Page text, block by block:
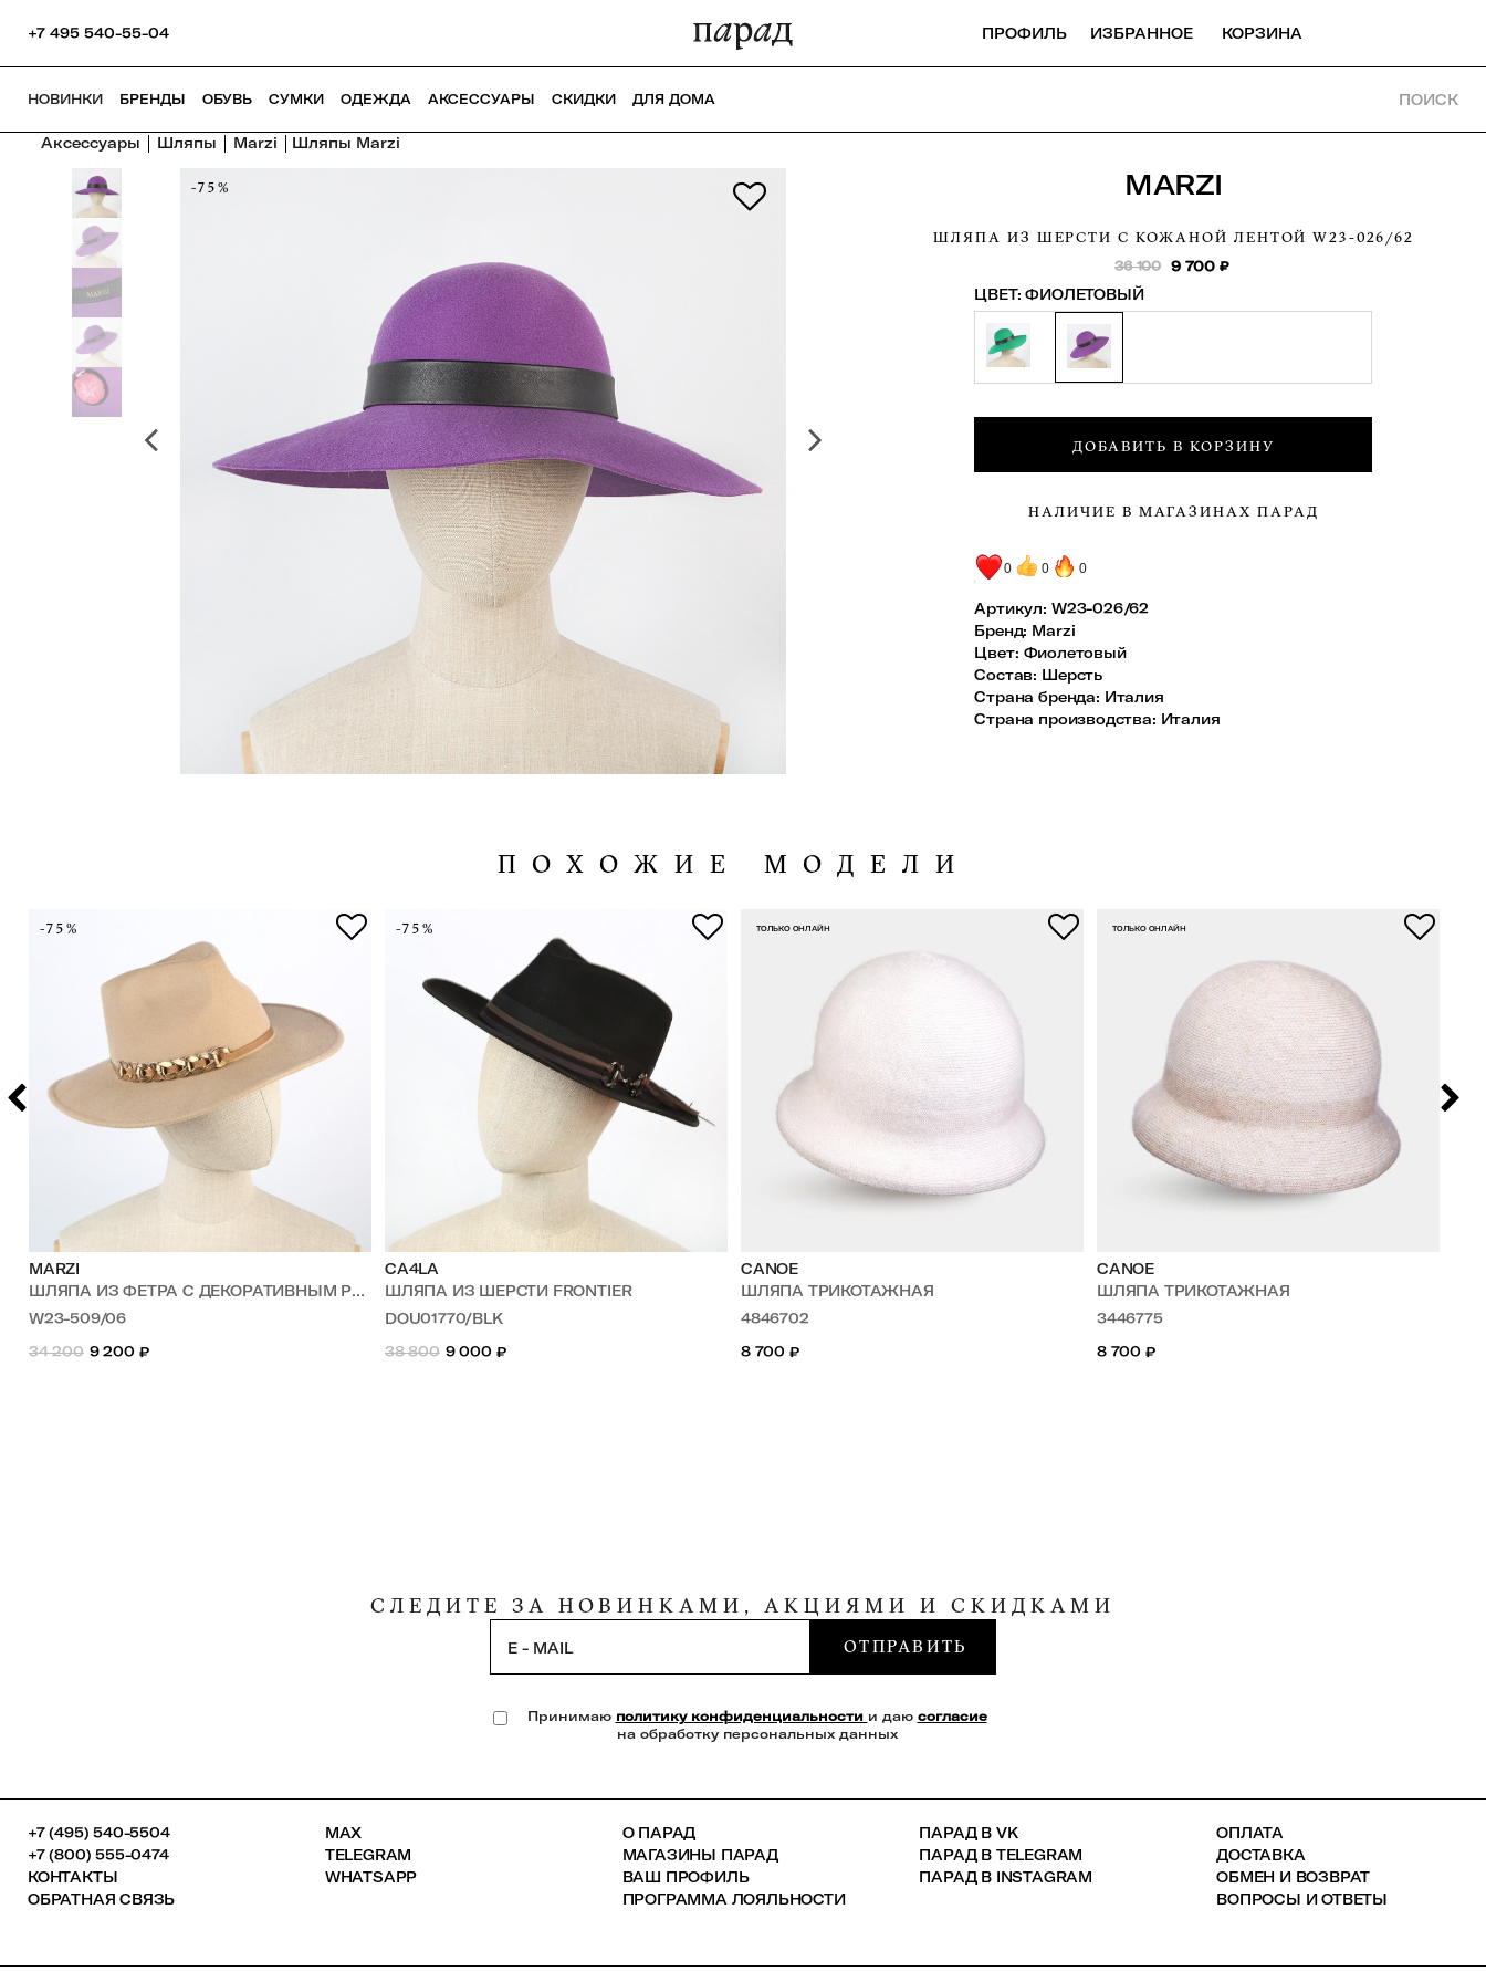
+7 495 540-55-04 ПРОФИЛЬ ИЗБРАННОЕ КОРЗИНА
НОВИНКИ БРЕНДЫ ОБУВЬ СУМКИ ОДЕЖДА АКСЕССУАРЫ СКИДКИ ДЛЯ ДОМА ПОИСК
Аксессуары Шляпы Marzi Шляпы Marzi
-75% MARZI
ШЛЯПА ИЗ ШЕРСТИ С КОЖАНОЙ ЛЕНТОЙ W23-026/62
36 100 9 700 ₽
ЦВЕТ:ФИОЛЕТОВЫЙ
ДОБАВИТЬ В КОРЗИНУ
НАЛИЧИЕ В МАГАЗИНАХ ПАРАД
0 0 0
Артикул: W23-026/62
Бренд: Marzi
Цвет: Фиолетовый
Состав: Шерсть
Страна бренда: Италия
Страна производства: Италия
ПОХОЖИЕ МОДЕЛИ
-75%
MARZI
ШЛЯПА ИЗ ФЕТРА С ДЕКОРАТИВНЫМ РЕМЕШКОМ
W23-509/06
34 200
9 200 ₽
-75%
CA4LA
ШЛЯПА ИЗ ШЕРСТИ FRONTIER
DOU01770/BLK
38 800
9 000 ₽
ТОЛЬКО ОНЛАЙН
CANOE
ШЛЯПА ТРИКОТАЖНАЯ
4846702
8 700 ₽
ТОЛЬКО ОНЛАЙН
CANOE
ШЛЯПА ТРИКОТАЖНАЯ
3446775
8 700 ₽
СЛЕДИТЕ ЗА НОВИНКАМИ, АКЦИЯМИ И СКИДКАМИ
E - MAIL ОТПРАВИТЬ
Принимаю политику конфиденциальности и даю согласие
на обработку персональных данных
+7 (495) 540-5504
+7 (800) 555-0474
КОНТАКТЫ
ОБРАТНАЯ СВЯЗЬ
MAX
TELEGRAM
WHATSAPP
О ПАРАД
МАГАЗИНЫ ПАРАД
ВАШ ПРОФИЛЬ
ПРОГРАММА ЛОЯЛЬНОСТИ
ПАРАД В VK
ПАРАД В TELEGRAM
ПАРАД В INSTAGRAM
ОПЛАТА
ДОСТАВКА
ОБМЕН И ВОЗВРАТ
ВОПРОСЫ И ОТВЕТЫ